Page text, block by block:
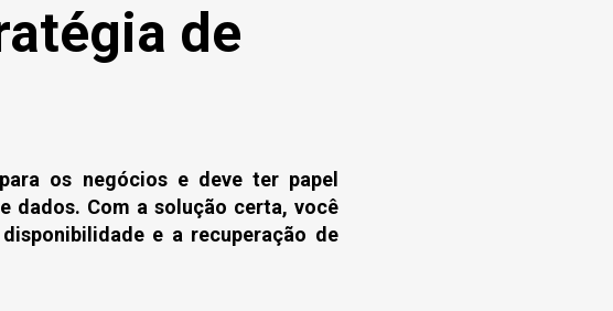
de
os negócios e deve ter papel
dados. Com a solução certa, você
e a recuperação de